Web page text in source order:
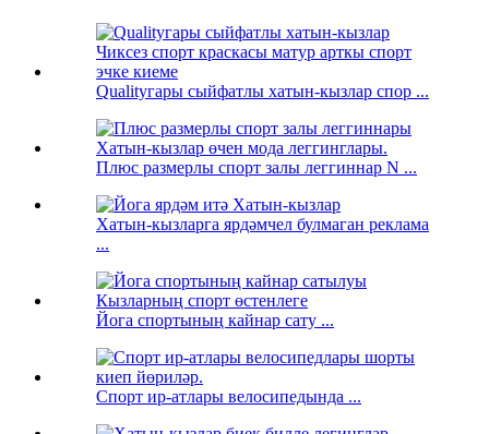
Qualityгары сыйфатлы хатын-кызлар спор ...
Плюс размерлы спорт залы леггиннар N ...
Хатын-кызларга ярдәмчел булмаган реклама
...
Йога спортының кайнар сату ...
Спорт ир-атлары велосипедында ...